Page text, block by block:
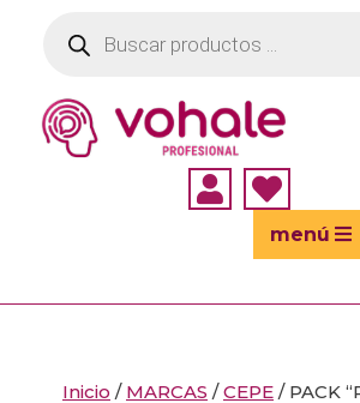
productos
 
menú
Inicio / MARCAS /CEPE / PACK